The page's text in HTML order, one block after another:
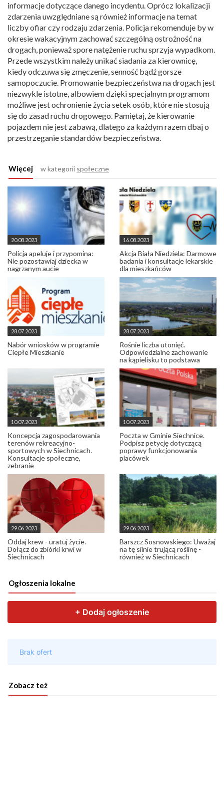
informacje dotyczące danego incydentu. Oprócz lokalizacji
zdarzenia uwzględniane są również informacje na temat
liczby ofiar czy rodzaju zdarzenia. Policja rekomenduje by w
okresie wakacyjnym zachować szczególną ostrożność na
drogach, ponieważ spore natężenie ruchu sprzyja wypadkom.
Przede wszystkim należy unikać siadania za kierownicę,
kiedy odczuwa się zmęczenie, senność bądź gorsze
samopoczucie. Promowanie bezpieczeństwa na drogach jest
niezwykle istotne, albowiem dzięki specjalnym programom
możliwe jest ochronienie życia setek osób, które nie stosują
się do zasad ruchu drogowego. Pamiętaj, że kierowanie
pojazdem nie jest zabawą, dlatego za każdym razem dbaj o
przestrzeganie standardów bezpieczeństwa.
Więcej w kategorii społeczne
20.08.2023
Policja apeluje i przypomina:
Nie pozostawiaj dziecka w
nagrzanym aucie
16.08.2023
Akcja Biała Niedziela: Darmowe
badania i konsultacje lekarskie
dla mieszkańców
28.07.2023
Nabór wniosków w programie
Ciepłe Mieszkanie
28.07.2023
Rośnie liczba utonięć.
Odpowiedzialne zachowanie
na kąpielisku to podstawa
10.07.2023
Koncepcja zagospodarowania
terenów rekreacyjno-
sportowych w Siechnicach.
Konsultacje społeczne,
zebranie
10.07.2023
Poczta w Gminie Siechnice.
Podpisz petycję dotyczącą
poprawy funkcjonowania
placówek
29.06.2023
Oddaj krew - uratuj życie.
Dołącz do zbiórki krwi w
Siechnicach
29.06.2023
Barszcz Sosnowskiego: Uważaj
na tę silnie trującą roślinę -
również w Siechnicach
Ogłoszenia lokalne
Zobacz też